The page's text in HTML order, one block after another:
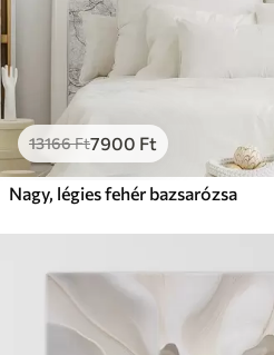
13166Ft7900 Ft
Nagy, légies fehér bazsarózsa